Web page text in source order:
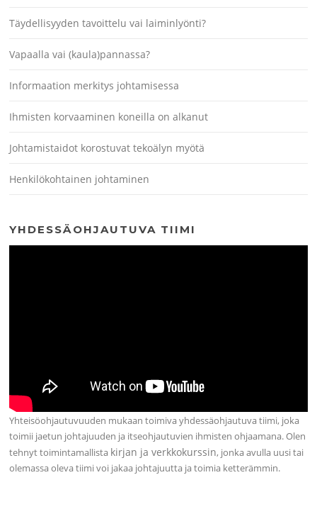
Täydellisyyden tavoittelu vai laiminlyönti?
Vapaalla vai (kaula)pannassa?
Informaation merkitys johtamisessa
Ihmisten korvaaminen koneilla on alkanut
Johtamistaidot korostuvat tekoälyn myötä
Henkilökohtainen johtaminen
YHDESSÄOHJAUTUVA TIIMI
Yhteisöohjautuvuuden mukaan toimiva yhdessäohjautuva tiimi, joka
toimii jaetun johtajuuden ja itseohjautuvien ihmisten ohjaamana. Olen
tehnyt toimintamallista kirjan ja verkkokurssin, jonka avulla uusi tai
olemassa oleva tiimi voi jakaa johtajuutta ja toimia ketterämmin.